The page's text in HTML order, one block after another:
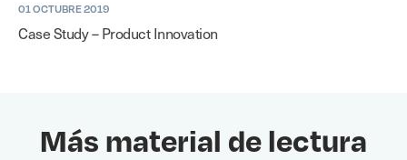
01 OCTUBRE 2019
Case Study – Product Innovation
Más material de lectura